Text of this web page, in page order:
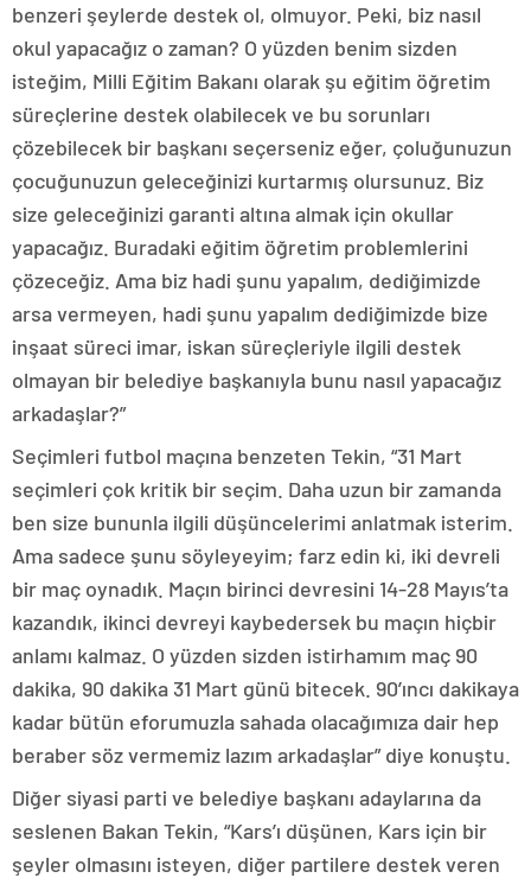
benzeri şeylerde destek ol, olmuyor. Peki, biz nasıl
okul yapacağız o zaman? O yüzden benim sizden
isteğim, Milli Eğitim Bakanı olarak şu eğitim öğretim
süreçlerine destek olabilecek ve bu sorunları
çözebilecek bir başkanı seçerseniz eğer, çoluğunuzun
çocuğunuzun geleceğinizi kurtarmış olursunuz. Biz
size geleceğinizi garanti altına almak için okullar
yapacağız. Buradaki eğitim öğretim problemlerini
çözeceğiz. Ama biz hadi şunu yapalım, dediğimizde
arsa vermeyen, hadi şunu yapalım dediğimizde bize
inşaat süreci imar, iskan süreçleriyle ilgili destek
olmayan bir belediye başkanıyla bunu nasıl yapacağız
arkadaşlar?”
Seçimleri futbol maçına benzeten Tekin, “31 Mart
seçimleri çok kritik bir seçim. Daha uzun bir zamanda
ben size bununla ilgili düşüncelerimi anlatmak isterim.
Ama sadece şunu söyleyeyim; farz edin ki, iki devreli
bir maç oynadık. Maçın birinci devresini 14-28 Mayıs’ta
kazandık, ikinci devreyi kaybedersek bu maçın hiçbir
anlamı kalmaz. O yüzden sizden istirhamım maç 90
dakika, 90 dakika 31 Mart günü bitecek. 90’ıncı dakikaya
kadar bütün eforumuzla sahada olacağımıza dair hep
beraber söz vermemiz lazım arkadaşlar” diye konuştu.
Diğer siyasi parti ve belediye başkanı adaylarına da
seslenen Bakan Tekin, “Kars’ı düşünen, Kars için bir
şeyler olmasını isteyen, diğer partilere destek veren